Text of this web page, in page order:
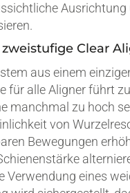
Ausrichtung
Clear
aus einem
für alle Aligner führt
manchmal zu hoch
von
Bewegungen
Verwendung eines